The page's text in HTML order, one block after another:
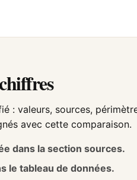
: valeurs, sources,
avec cette comparaison.
dans la section sources.
le tableau de données.